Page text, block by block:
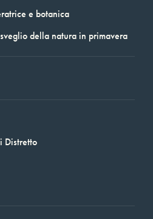
e botanica
della natura in primavera
Distretto